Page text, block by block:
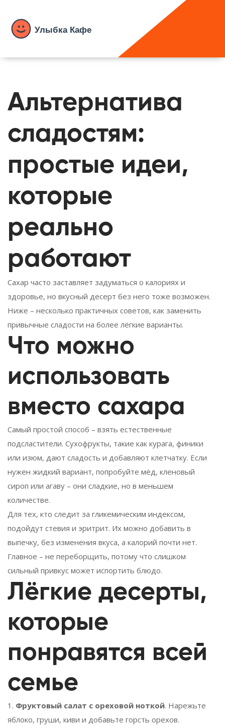
Альтернатива
сладостям:
простые идеи,
которые
реально
работают
Сахар часто заставляет задуматься о калориях и
здоровье, но вкусный десерт без него тоже возможен.
Ниже – несколько практичных советов, как заменить
привычные сладости на более лёгкие варианты.
Что можно
использовать
вместо сахара
Самый простой способ – взять естественные
подсластители. Сухофрукты, такие как курага, финики
или изюм, дают сладость и добавляют клетчатку. Если
нужен жидкий вариант, попробуйте мёд, кленовый
сироп или агаву – они сладкие, но в меньшем
количестве.
Для тех, кто следит за гликемическим индексом,
подойдут стевия и эритрит. Их можно добавить в
выпечку, без изменения вкуса, а калорий почти нет.
Главное – не переборщить, потому что слишком
сильный привкус может испортить блюдо.
Лёгкие десерты,
которые
понравятся всей
семье
1. Фруктовый салат с ореховой ноткой. Нарежьте
яблоко, груши, киви и добавьте горсть орехов.